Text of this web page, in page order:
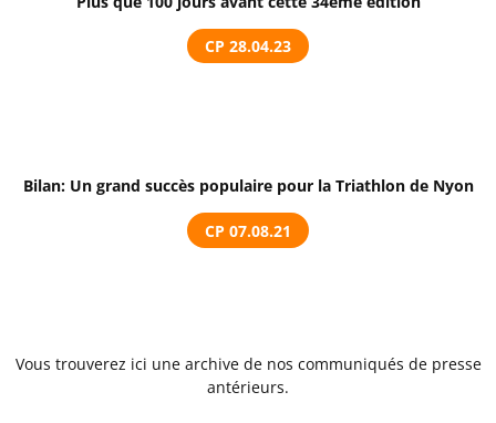
CP 28.04.23
Bilan: Un grand succès populaire pour la Triathlon de Nyon
CP 07.08.21
Vous trouverez ici une archive de nos communiqués de presse
antérieurs.